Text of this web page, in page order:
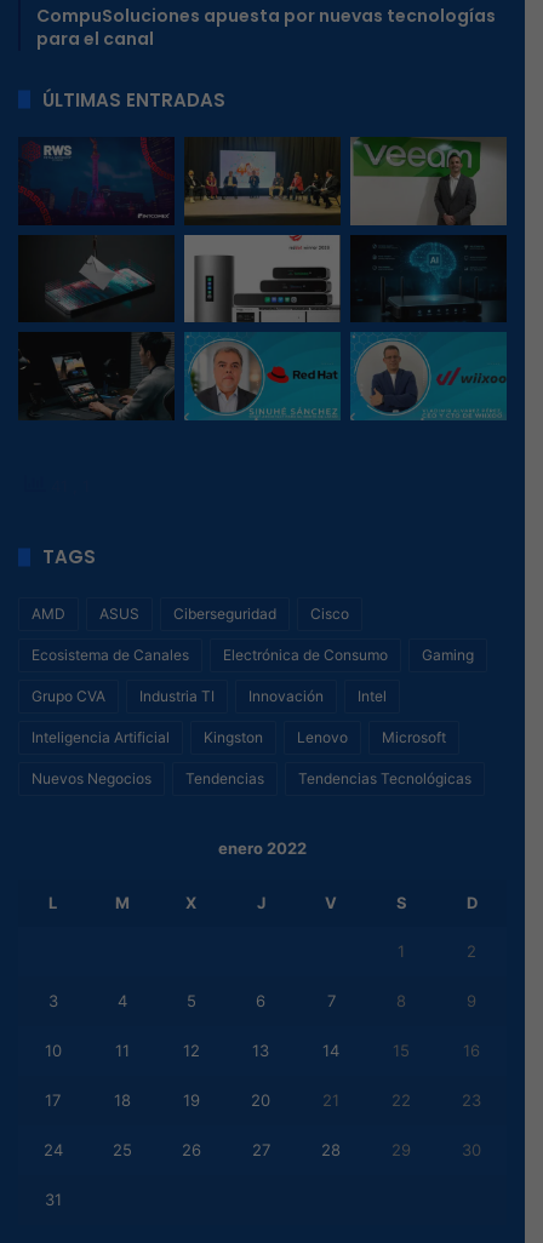
CompuSoluciones apuesta por nuevas tecnologías
para el canal
ÚLTIMAS ENTRADAS
TAGS
AMD ASUS Ciberseguridad Cisco
Ecosistema de Canales Electrónica de Consumo Gaming
Grupo CVA Industria TI Innovación Intel
Inteligencia Artificial Kingston Lenovo Microsoft
Nuevos Negocios Tendencias Tendencias Tecnológicas
enero 2022
L M X J V S D
1 2
3 4 5 6 7 8 9
10 11 12 13 14 15 16
17 18 19 20 21 22 23
24 25 26 27 28 29 30
31